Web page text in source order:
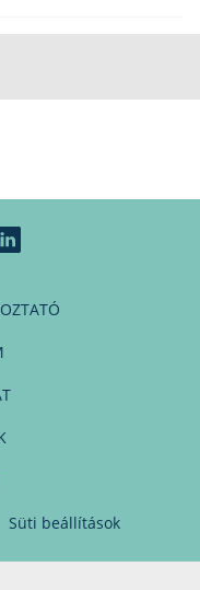
Süti beállítások